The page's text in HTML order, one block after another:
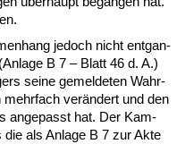
je­doch nicht ent­gan­
B 7 – Blatt 46 d. A.)
sei­ne ge­mel­de­ten Wahr­
verändert und den
an­ge­passt hat. Der Kam­
als An­la­ge B 7 zur Ak­te